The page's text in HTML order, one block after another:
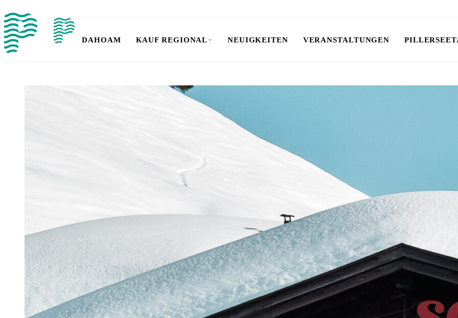
DAHOAM KAUF REGIONAL NEUIGKEITEN VERANSTALTUNGEN